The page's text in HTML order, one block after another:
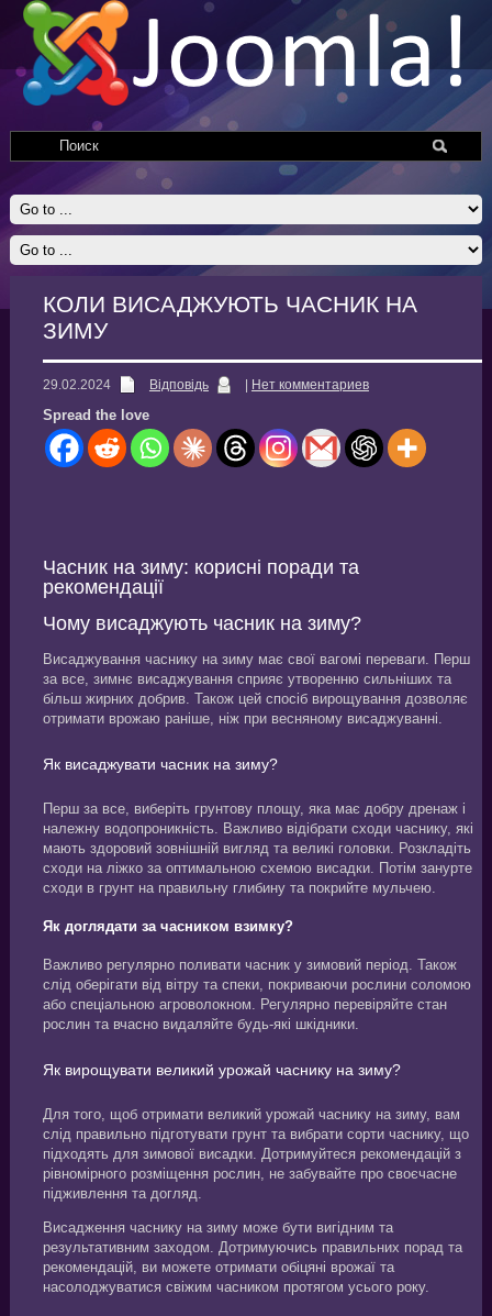
КОЛИ ВИСАДЖУЮТЬ ЧАСНИК НА
ЗИМУ
29.02.2024 Відповідь Нет комментариев
Spread the love
Часник на зиму: корисні поради та
рекомендації
Чому висаджують часник на зиму?
Висаджування часнику на зиму має свої вагомі переваги. Перш
за все, зимнє висаджування сприяє утворенню сильніших та
більш жирних добрив. Також цей спосіб вирощування дозволяє
отримати врожаю раніше, ніж при весняному висаджуванні.
Як висаджувати часник на зиму?
Перш за все, виберіть грунтову площу, яка має добру дренаж і
належну водопроникність. Важливо відібрати сходи часнику, які
мають здоровий зовнішній вигляд та великі головки. Розкладіть
сходи на ліжко за оптимальною схемою висадки. Потім занурте
сходи в грунт на правильну глибину та покрийте мульчею.
Як доглядати за часником взимку?
Важливо регулярно поливати часник у зимовий період. Також
слід оберігати від вітру та спеки, покриваючи рослини соломою
або спеціальною агроволокном. Регулярно перевіряйте стан
рослин та вчасно видаляйте будь-які шкідники.
Як вирощувати великий урожай часнику на зиму?
Для того, щоб отримати великий урожай часнику на зиму, вам
слід правильно підготувати грунт та вибрати сорти часнику, що
підходять для зимової висадки. Дотримуйтеся рекомендацій з
рівномірного розміщення рослин, не забувайте про своєчасне
підживлення та догляд.
Висадження часнику на зиму може бути вигідним та
результативним заходом. Дотримуючись правильних порад та
рекомендацій, ви можете отримати обіцяні врожаї та
насолоджуватися свіжим часником протягом усього року.